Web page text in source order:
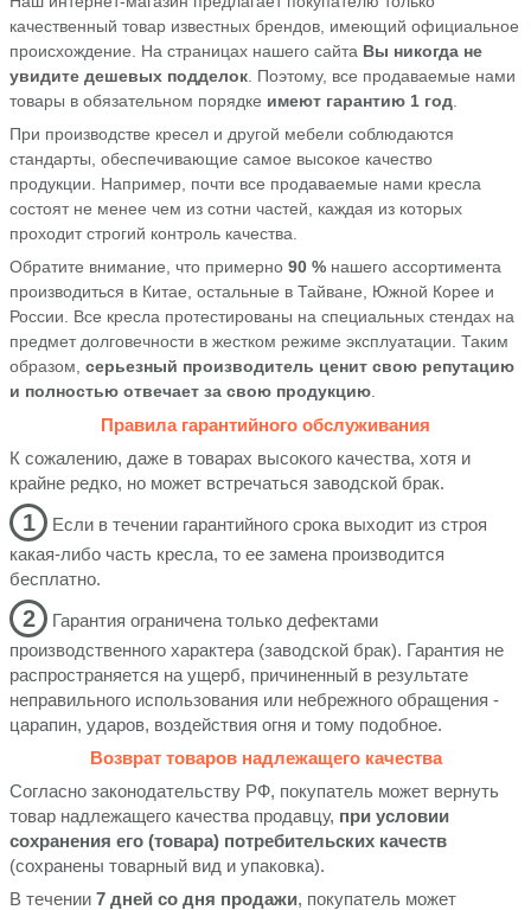
качественный товар известных брендов, имеющий официальное
происхождение. На страницах нашего сайта Вы никогда не
увидите дешевых подделок . Поэтому, все продаваемые нами
товары в обязательном порядке имеют гарантию 1 год
При производстве кресел и другой мебели соблюдаются
стандарты, обеспечивающие самое высокое качество
продукции. Например, почти все продаваемые нами кресла
состоят не менее чем из сотни частей, каждая из которых
проходит строгий контроль качества.
Обратите внимание, что примерно 90 % нашего ассортимента
производиться в Китае, остальные в Тайване, Южной Корее и
России. Все кресла протестированы на специальных стендах на
предмет долговечности в жестком режиме эксплуатации. Таким
образом, серьезный производитель ценит свою репутацию
и полностью отвечает за свою продукцию
Правила гарантийного обслуживания
К сожалению, даже в товарах высокого качества, хотя и
крайне редко, но может встречаться заводской брак.
1
Если в течении гарантийного срока выходит из строя
какая-либо часть кресла, то ее замена производится
бесплатно.
2
Гарантия ограничена только дефектами
производственного характера (заводской брак). Гарантия не
распространяется на ущерб, причиненный в результате
неправильного использования или небрежного обращения -
царапин, ударов, воздействия огня и тому подобное.
Возврат товаров надлежащего качества
Согласно законодательству РФ, покупатель может вернуть
товар надлежащего качества продавцу, при условии
сохранения его (товара) потребительских качеств
(сохранены товарный вид и упаковка).
В течении 7 дней со дня продажи, покупатель может